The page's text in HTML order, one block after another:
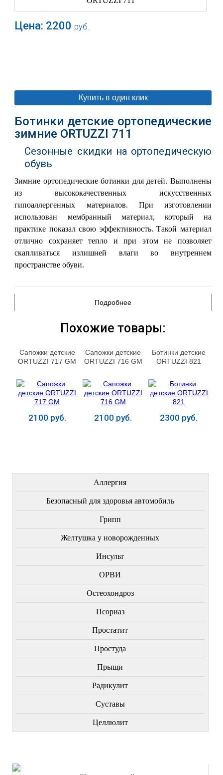
Цена: 2200 руб.
Купить в один клик
Ботинки детские ортопедические
зимние ORTUZZI 711
Сезонные скидки на ортопедическую
обувь
Зимние ортопедические ботинки для детей. Выполнены
из высококачественных искусственных
гипоаллергенных материалов. При изготовлении
использован мембранный материал, который на
практике показал свою эффективность. Такой материал
отлично сохраняет тепло и при этом не позволяет
скапливаться излишней влаги во внутреннем
пространстве обуви.
Подробнее
Похожие товары:
Сапожки детские
ORTUZZI 717 GM
2100 руб.
Сапожки детские
ORTUZZI 716 GM
2100 руб.
Ботинки детские
ORTUZZI 821
2300 руб.
Аллергия
Безопасный для здоровья автомобиль
Грипп
Желтушка у новорожденных
Инсульт
ОРВИ
Остеохондроз
Пcориаз
Простатит
Простуда
Прыщи
Радикулит
Суставы
Целлюлит